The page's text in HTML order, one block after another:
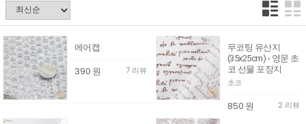
에어캡
390 원 7 리뷰
무코팅 유산지
(35x25cm) - 영문 초
코 선물 포장지
초코
850 원 2 리뷰